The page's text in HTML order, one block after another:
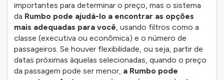
importantes para determinar o preço, mas o sistema
da Rumbo pode ajudá-lo a encontrar as opções
mais adequadas para você, usando filtros como a
classe (executiva ou econômica) e o número de
passageiros. Se houver flexibilidade, ou seja, partir de
datas próximas àquelas selecionadas, quando o preço
da passagem pode ser menor, a Rumbo pode